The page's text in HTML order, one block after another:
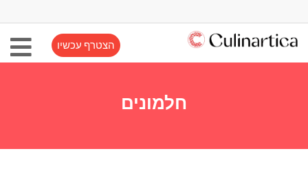
הצטרף עכשיו
חלמונים